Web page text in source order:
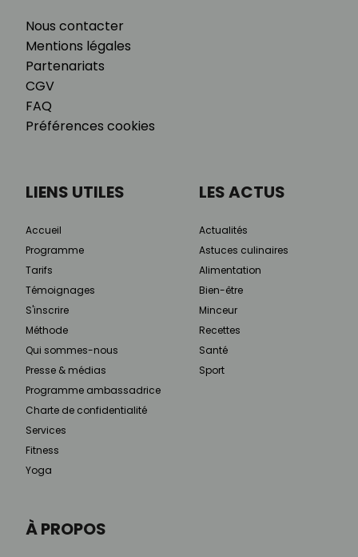
Nous contacter
Mentions légales
Partenariats
CGV
FAQ
Préférences cookies
À PROPOS
LIENS UTILES
Accueil
Programme
Tarifs
Témoignages
S'inscrire
Méthode
Qui sommes-nous
Presse & médias
Programme ambassadrice
Charte de confidentialité
Services
Fitness
Yoga
LES ACTUS
Actualités
Astuces culinaires
Alimentation
Bien-être
Minceur
Recettes
Santé
Sport